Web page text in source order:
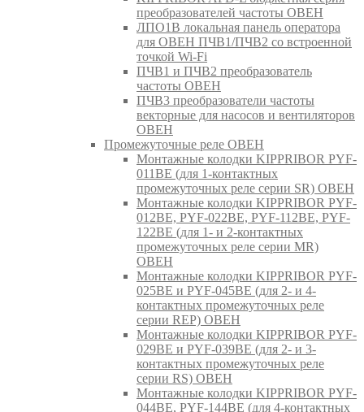
преобразователей частоты ОВЕН
ЛПО1В локальная панель оператора
для ОВЕН ПЧВ1/ПЧВ2 со встроенной
точкой Wi-Fi
ПЧВ1 и ПЧВ2 преобразователь
частоты ОВЕН
ПЧВ3 преобразователи частоты
векторные для насосов и вентиляторов
ОВЕН
Промежуточные реле ОВЕН
Монтажные колодки KIPPRIBOR PYF-
011BE (для 1-контактных
промежуточных реле серии SR) ОВЕН
Монтажные колодки KIPPRIBOR PYF-
012BE, PYF-022BE, PYF-112BE, PYF-
122BE (для 1- и 2-контактных
промежуточных реле серии MR)
ОВЕН
Монтажные колодки KIPPRIBOR PYF-
025BE и PYF-045BE (для 2- и 4-
контактных промежуточных реле
серии REP) ОВЕН
Монтажные колодки KIPPRIBOR PYF-
029BE и PYF-039BE (для 2- и 3-
контактных промежуточных реле
серии RS) ОВЕН
Монтажные колодки KIPPRIBOR PYF-
044BE, PYF-144BE (для 4-контактных